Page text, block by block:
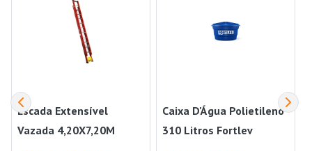
Escada Extensível
Vazada 4,20X7,20M
Caixa D'Água Polietileno
310 Litros Fortlev